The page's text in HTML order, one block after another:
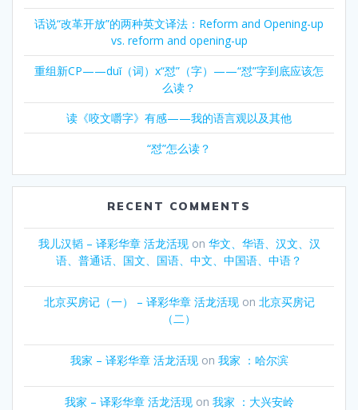
话说“改革开放”的两种英文译法：Reform and Opening-up
vs. reform and opening-up
重组新CP——duǐ（词）x“怼”（字）——“怼”字到底应该怎
么读？
读《咬文嚼字》有感——我的语言观以及其他
“怼”怎么读？
RECENT COMMENTS
我儿汉韬 – 译彩华章 活龙活现on 华文、华语、汉文、汉
语、普通话、国文、国语、中文、中国语、中语？
北京买房记（一） – 译彩华章 活龙活现on 北京买房记
（二）
我家 – 译彩华章 活龙活现on 我家 ：哈尔滨
我家 – 译彩华章 活龙活现on 我家 ：大兴安岭